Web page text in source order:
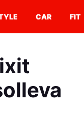
CAR FIT